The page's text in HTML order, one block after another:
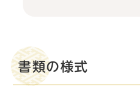
書類の様式